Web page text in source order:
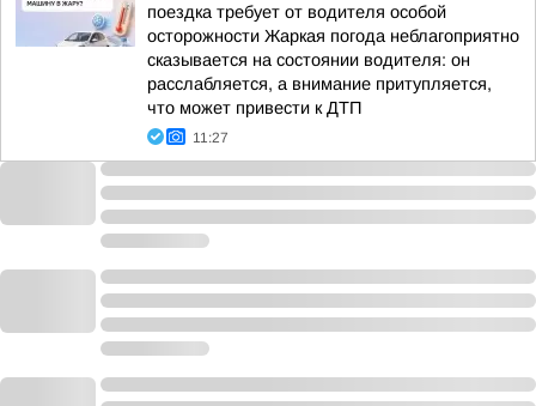
поездка требует от водителя особой
осторожности Жаркая погода неблагоприятно
сказывается на состоянии водителя: он
расслабляется, а внимание притупляется,
что может привести к ДТП
11:27